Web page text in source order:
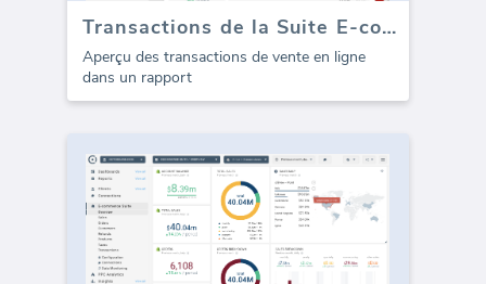
Transactions de la Suite E-commerce (Rapport)
Aperçu des transactions de vente en ligne
dans un rapport